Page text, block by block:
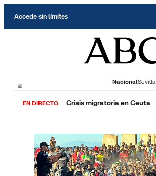
Accede sin límites
NacionalSevilla
EN DIRECTO Crisis migratoria en Ceuta